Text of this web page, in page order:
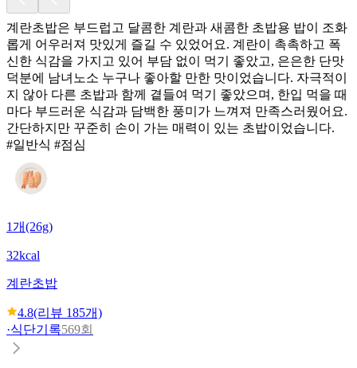
계란초밥은 부드럽고 달콤한 계란과 새콤한 초밥용 밥이 조화
롭게 어우러져 맛있게 즐길 수 있었어요. 계란이 촉촉하고 폭
신한 식감을 가지고 있어 부담 없이 먹기 좋았고, 은은한 단맛
덕분에 남녀노소 누구나 좋아할 만한 맛이었습니다. 자극적이
지 않아 다른 초밥과 함께 곁들여 먹기 좋았으며, 한입 먹을 때
마다 부드러운 식감과 담백한 풍미가 느껴져 만족스러웠어요.
간단하지만 꾸준히 손이 가는 매력이 있는 초밥이었습니다.
#일반식 #점심
1개(26g)
32kcal
계란초밥
4.8(리뷰 185개)
·식단기록569회